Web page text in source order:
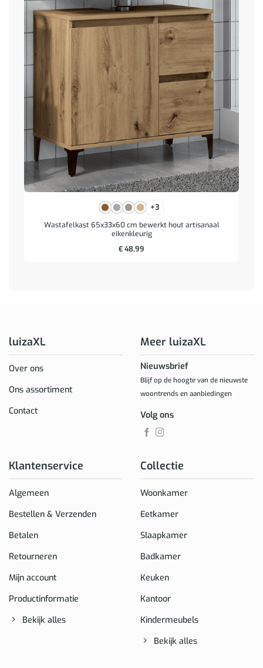
+3
Wastafelkast 65x33x60 cm bewerkt hout artisanaal
eikenkleurig
€48,99
luizaXL
Over ons
Ons assortiment
Contact
Klantenservice
Algemeen
Bestellen & Verzenden
Betalen
Retourneren
Mijn account
Productinformatie
Bekijk alles
Collectie
Woonkamer
Eetkamer
Slaapkamer
Badkamer
Keuken
Kantoor
Kindermeubels
Bekijk alles
Meer luizaXL
Nieuwsbrief
Blijf op de hoogte van de nieuwste
woontrends en aanbiedingen
Volg ons